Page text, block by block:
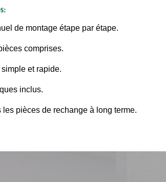
de montage étape par étape.
comprises.
et rapide.
inclus.
les pièces de rechange à long terme.